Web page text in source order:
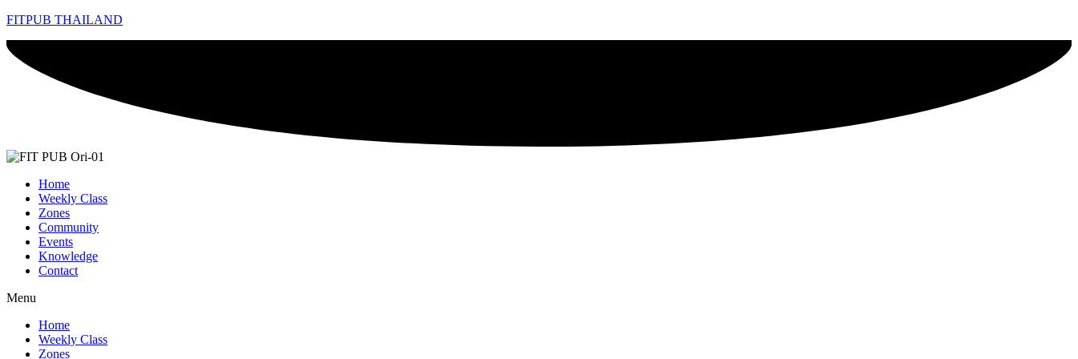
FITPUB THAILAND
Home
Weekly Class
Zones
Community
Events
Knowledge
Contact
Menu
Home
Weekly Class
Zones